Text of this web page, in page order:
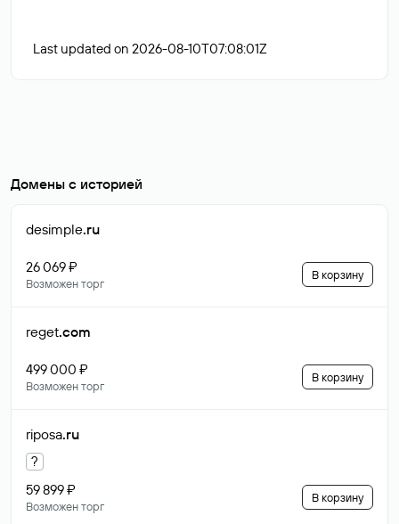
Last updated on 2026-08-10T07:08:01Z
Домены с историей
desimple.ru
26 069 ₽
Возможен торг
В корзину
reget.com
499 000 ₽
Возможен торг
В корзину
riposa.ru
?
59 899 ₽
Возможен торг
В корзину